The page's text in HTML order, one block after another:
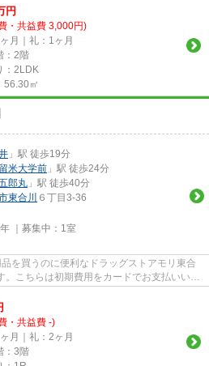
円
・共益費 3,000円)
月｜礼：1ヶ月
：2階
：2LDK
56.30㎡
」駅 徒歩19分
米大学前 」駅 徒歩24分
郎丸 」駅 徒歩40分
東合川 ６丁目3-36
｜募集中： 1室
を買うのに便利なドラッグストアモリ東合
。こちらは初期費用をカードでお支払いいた
・共益費 -)
月｜礼：2ヶ月
：3階